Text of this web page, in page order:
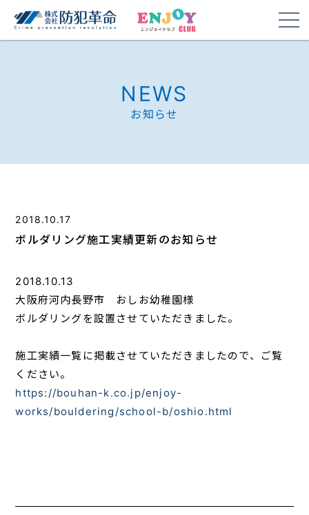
NEWS
お知らせ
2018.10.17
ボルダリング施工実績更新のお知らせ
2018.10.13
大阪府河内長野市 おしお幼稚園様
ボルダリングを設置させていただきました。
施工実績一覧に掲載させていただきましたので、ご覧
ください。
https://bouhan-k.co.jp/enjoy-
works/bouldering/school-b/oshio.html